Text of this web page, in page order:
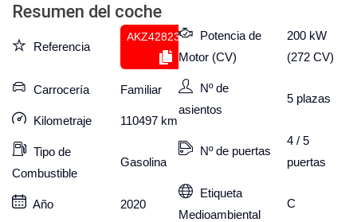
Resumen del coche
Referencia
AKZ428239541
Carrocería Familiar
Kilometraje 110497 km
Tipo de
Combustible
Gasolina
Año 2020
Potencia de
Motor (CV)
200 kW
(272 CV)
Nº de
asientos
5 plazas
Nº de puertas
4 / 5
puertas
Etiqueta
Medioambiental
C